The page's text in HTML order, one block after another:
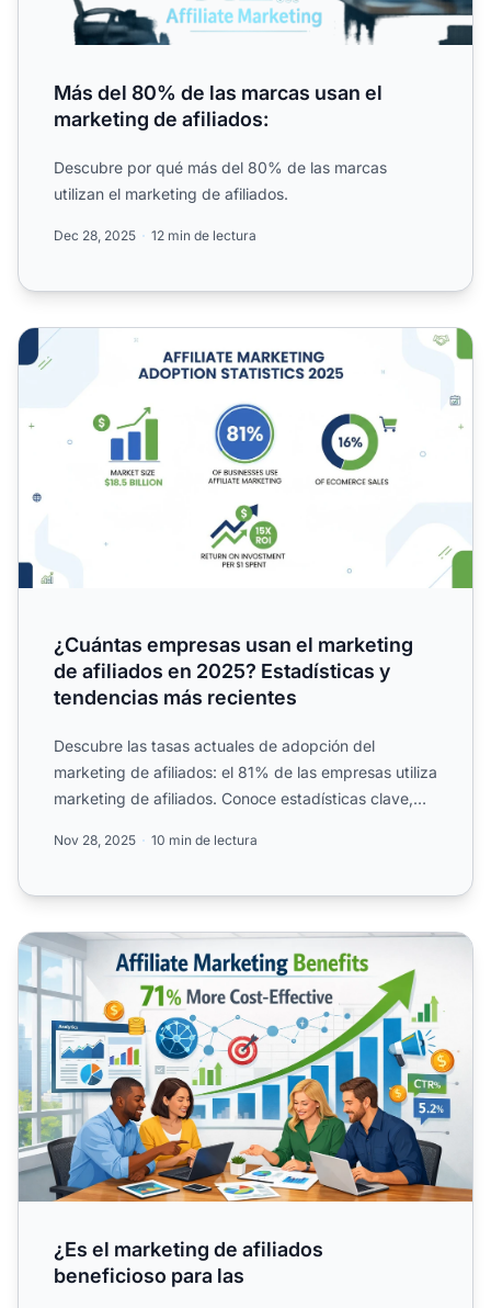
Más del 80% de las marcas usan el
marketing de afiliados:
Descubre por qué más del 80% de las marcas
utilizan el marketing de afiliados.
Dec 28, 2025 12 min de lectura
¿Cuántas empresas usan el marketing de afiliados en
¿Cuántas empresas usan el marketing
de afiliados en 2025? Estadísticas y
tendencias más recientes
Descubre las tasas actuales de adopción del
marketing de afiliados: el 81% de las empresas utiliza
marketing de afiliados. Conoce estadísticas clave,
Nov 28, 2025 10 min de lectura
¿Es el marketing de afiliados beneficioso para las
¿Es el marketing de afiliados
beneficioso para las